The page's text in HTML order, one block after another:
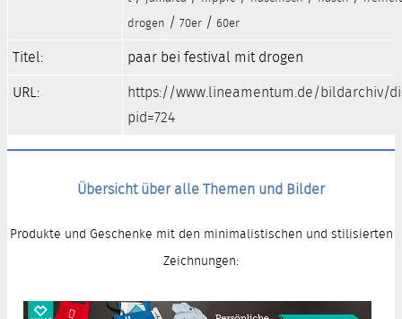
drogen / 70er / 60er
Titel:
paar bei festival mit drogen
URL:
https://www.lineamentum.de/bildarchiv/
pid=724
Übersicht über alle Themen und Bilder
Produkte und Geschenke mit den minimalistischen und stilisierten
Zeichnungen: